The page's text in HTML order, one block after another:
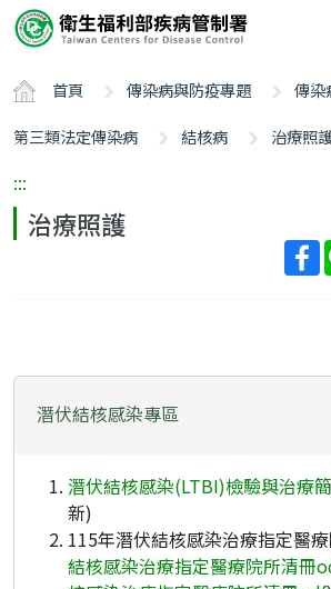
要
容
ALT+C
首頁 傳染病與防疫專題
傳染
第三類法定傳染病
結核病 治療照
:::
治療照護
潛伏結核感染專區
潛伏結核感染(LTBI)檢驗與治療
新)
115年潛伏結核感染治療指定醫
結核感染治療指定醫療院所清冊